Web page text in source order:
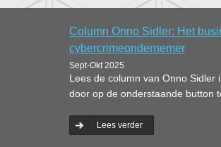
Column Onno Sidler: Het
cybercrimeondernemer
Sept-Okt 2025
Lees de column van Onno Sidler
door op de onderstaande button
Lees verder